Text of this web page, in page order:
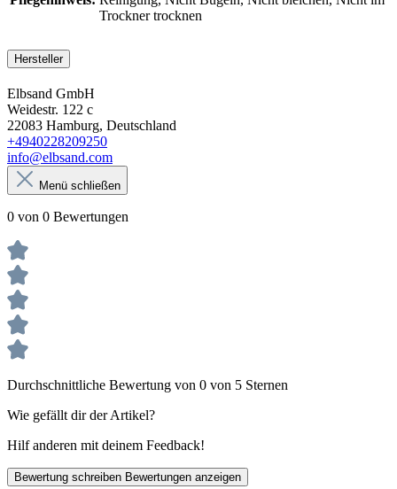
Trockner trocknen
Hersteller
Elbsand GmbH
Weidestr. 122 c
22083 Hamburg, Deutschland
+4940228209250
info@elbsand.com
Menü schließen
0 von 0 Bewertungen
Durchschnittliche Bewertung von 0 von 5 Sternen
Wie gefällt dir der Artikel?
Hilf anderen mit deinem Feedback!
Bewertung schreiben Bewertungen anzeigen